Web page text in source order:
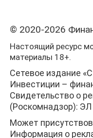
© 2020-2026
Настоящий ресурс
материалы 18+.
Сетевое издание
Инвестиции –
Свидетельство о
(Роскомнадзор):
Может
Информация о